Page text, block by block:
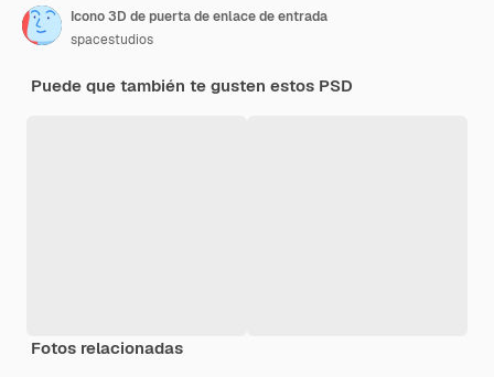
Icono 3D de puerta de enlace de entrada
spacestudios
Puede que también te gusten estos PSD
Fotos relacionadas